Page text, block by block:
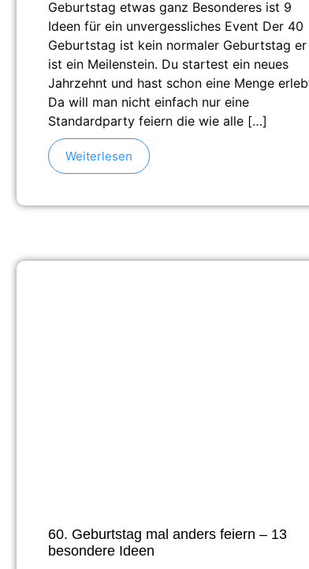
Geburtstag etwas ganz Besonderes ist 9
Ideen für ein unvergessliches Event Der 40
Geburtstag ist kein normaler Geburtstag er
ist ein Meilenstein. Du startest ein neues
Jahrzehnt und hast schon eine Menge
Da will man nicht einfach nur eine
Standardparty feiern die wie alle […]
Weiterlesen
60. Geburtstag mal anders feiern – 13
besondere Ideen